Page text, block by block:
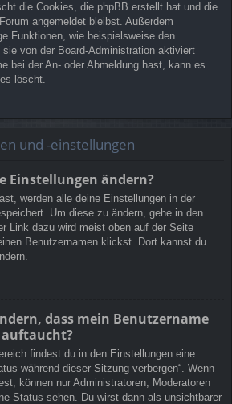
die Cookies, die phpBB erstellt hat und die
angemeldet bleibst. Außerdem
Funktionen, wie beispielsweise den
sie von der Board-Administration aktiviert
bei der An- oder Abmeldung hast, kann es
löscht.
und -einstellungen
Einstellungen ändern?
werden alle deine Einstellungen in der
Um diese zu ändern, gehe in den
Link dazu wird meist oben auf der Seite
Benutzernamen klickst. Dort kannst du
dass mein Benutzername
findest du in den Einstellungen eine
während dieser Sitzung verbergen“. Wenn
können nur Administratoren, Moderatoren
Status sehen. Du wirst dann als unsichtbarer